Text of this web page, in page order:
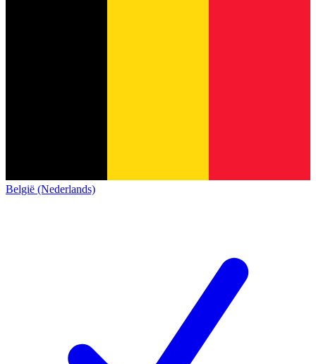
België (Nederlands)